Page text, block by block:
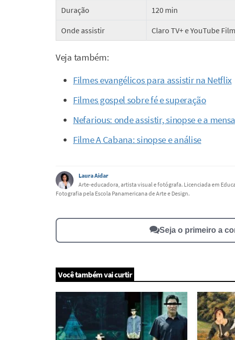
Duração 120 min
Onde assistir Claro TV+ e YouTube
Veja também:
Filmes evangélicos para assistir na Netflix
Filmes gospel sobre fé e superação
Nefarious: onde assistir, sinopse e a
Filme A Cabana: sinopse e análise
Laura Aidar
Arte-educadora, artista visual e fotógrafa. Licenciada em
Fotografia pela Escola Panamericana de Arte e Design.
Seja o primeiro a
Você também vai curtir